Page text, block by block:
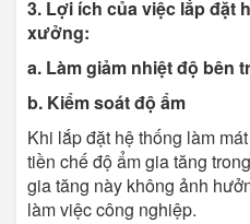
3. Lợi ích của việc lắp đặt
xưởng:
a. Làm giảm nhiệt độ bên
b. Kiểm soát độ ẩm
Khi lắp đặt hệ thống làm
tiền chế độ ẩm gia tăng
gia tăng này không ảnh
làm việc công nghiệp.